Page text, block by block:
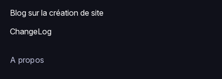
Blog sur la création de site
ChangeLog
A propos